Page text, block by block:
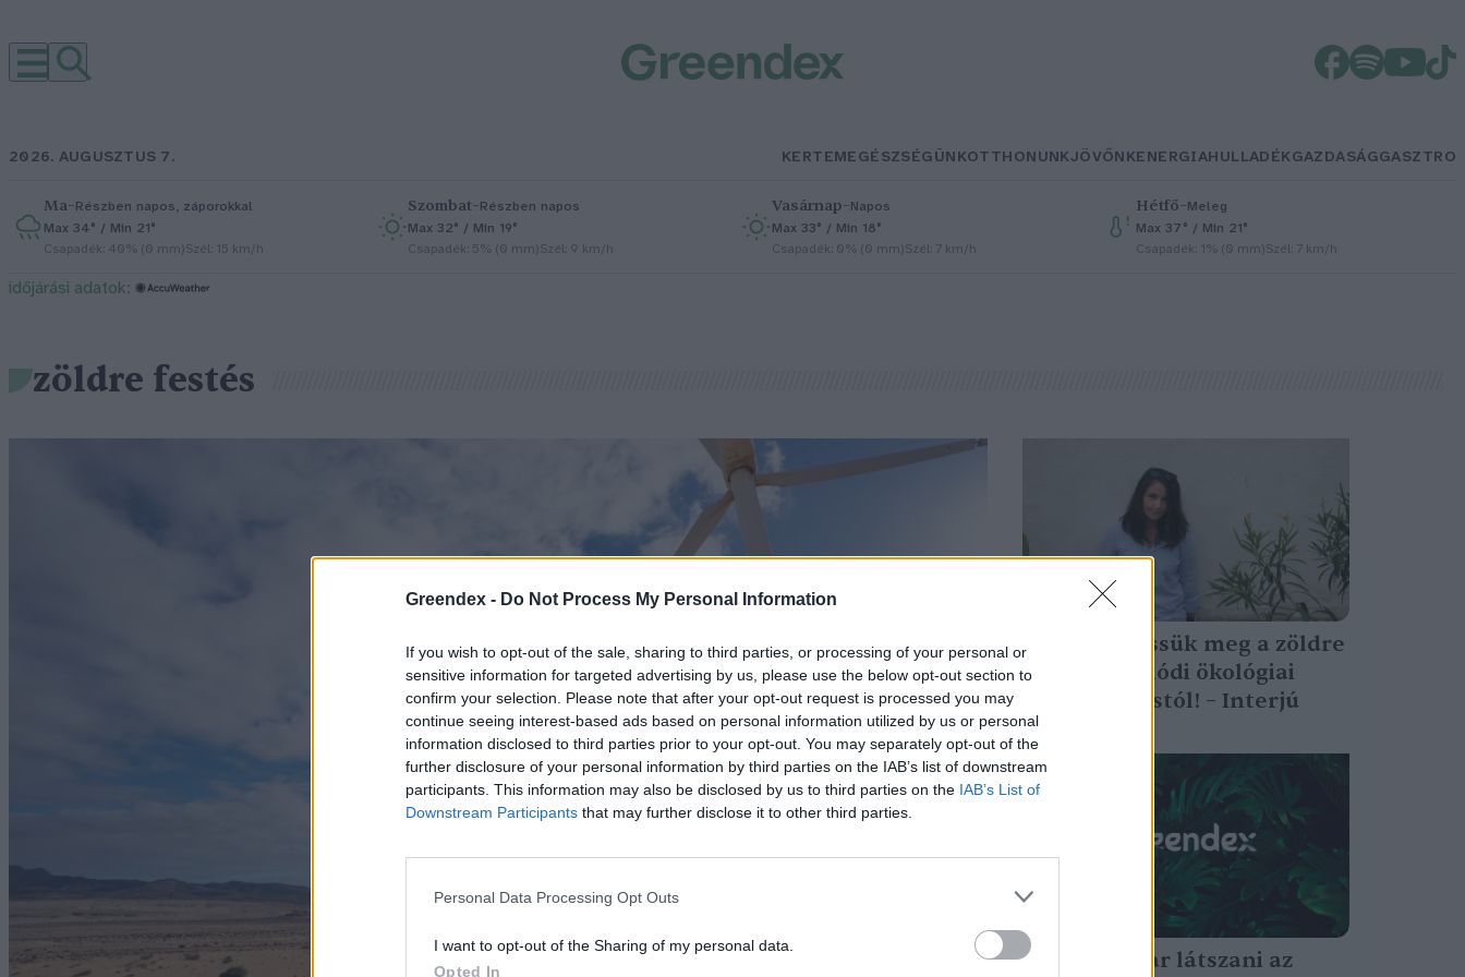
Greendex - Do Not Process My Personal Information
If you wish to opt-out of the sale, sharing to third parties, or processing of your personal or
sensitive information for targeted advertising by us, please use the below opt-out section to
confirm your selection. Please note that after your opt-out request is processed you may
continue seeing interest-based ads based on personal information utilized by us or personal
information disclosed to third parties prior to your opt-out. You may separately opt-out of the
further disclosure of your personal information by third parties on the IAB’s list of downstream
participants. This information may also be disclosed by us to third parties on the IAB’s List of
Downstream Participants that may further disclose it to other third parties.
Personal Data Processing Opt Outs
I want to opt-out of the Sharing of my personal data.
Opted In
2026. AUGUSZTUS 7. KERTEMEGÉSZSÉGÜNKOTTHONUNKJÖVŐNKENERGIAHULLADÉKGAZDASÁGGASZTRO
Ma–Részben napos, záporokkal
Max 34° / Min 21°
Csapadék: 40% (0 mm)Szél: 15 km/h
Szombat–Részben napos
Max 32° / Min 19°
Csapadék: 5% (0 mm)Szél: 9 km/h
Vasárnap–Napos
Max 33° / Min 18°
Csapadék: 0% (0 mm)Szél: 7 km/h
Hétfő–Meleg
Max 37° / Min 21°
Csapadék: 1% (0 mm)Szél: 7 km/h
időjárási adatok:
zöldre festés
Különböztessük meg a zöldre
festést a valódi ökológiai
gondolkodástól! – Interjú
Novák Zsombor
Zöldnek akar látszani az